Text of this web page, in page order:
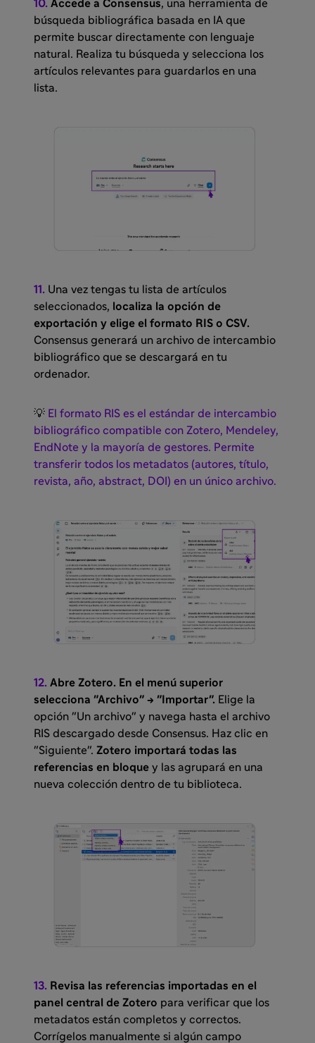
10. Accede a Consensus, una herramienta de
búsqueda bibliográfica basada en IA que
permite buscar directamente con lenguaje
natural. Realiza tu búsqueda y selecciona los
artículos relevantes para guardarlos en una
lista.
11. Una vez tengas tu lista de artículos
seleccionados, localiza la opción de
exportación y elige el formato RIS o CSV.
Consensus generará un archivo de intercambio
bibliográfico que se descargará en tu
ordenador.
💡 El formato RIS es el estándar de intercambio
bibliográfico compatible con Zotero, Mendeley,
EndNote y la mayoría de gestores. Permite
transferir todos los metadatos (autores, título,
revista, año, abstract, DOI) en un único archivo.
12. Abre Zotero. En el menú superior
selecciona "Archivo" → "Importar". Elige la
opción "Un archivo" y navega hasta el archivo
RIS descargado desde Consensus. Haz clic en
"Siguiente". Zotero importará todas las
referencias en bloque y las agrupará en una
nueva colección dentro de tu biblioteca.
13. Revisa las referencias importadas en el
panel central de Zotero para verificar que los
metadatos están completos y correctos.
Corrígelos manualmente si algún campo